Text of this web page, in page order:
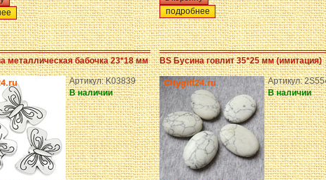
подробнее
металлическая бабочка 23*18 мм
Артикул: K03839
В наличии
BS Бусина говлит 35*25 мм (имитация)
Артикул:
В наличии